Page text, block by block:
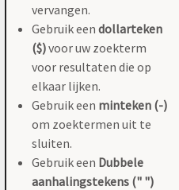
vervangen.
Gebruik een dollarteken
($)voor uw zoekterm
voor resultaten die op
elkaar lijken.
Gebruik een minteken (-)
om zoektermen uit te
sluiten.
Gebruik een Dubbele
aanhalingstekens (" ")